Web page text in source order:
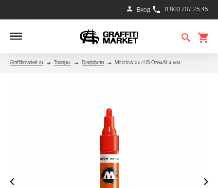
8 800 707 25 45
Вход
Graffitimarket.ru Товары Граффити Molotow 227HS One4All 4 мм